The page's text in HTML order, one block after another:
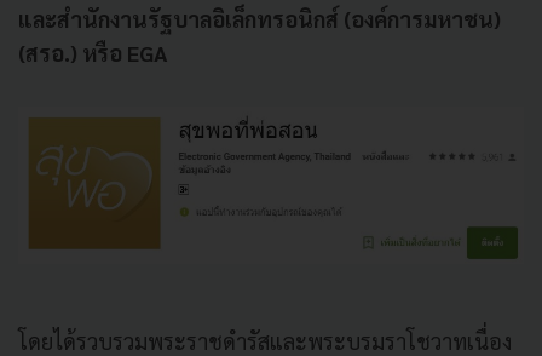
และสำนักงานรัฐบาลอิเล็กทรอนิกส์ (องค์การมหาชน)
(สรอ.) หรือ EGA
โดยได้รวบรวมพระราชดำรัสและพระบรมราโชวาทเนื่อง